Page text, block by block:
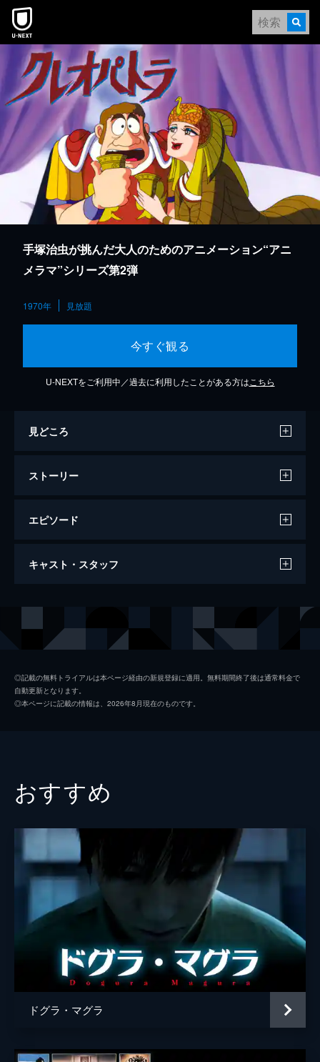
本文へスキップ
手塚治虫が挑んだ大人のためのアニメーション“アニ
メラマ”シリーズ第2弾
1970年 見放題
今すぐ観る
U-NEXTをご利用中／過去に利用したことがある方は こちら
見どころ
ストーリー
エピソード
クレオパトラ
の真相を探るため、地球人の精神をクレオパ
イムスリップさせる。そこには容姿の醜いク
キャスト・スタッフ
音楽
アニメーション制作 虫プロダクション
製作
◎記載の無料トライアルは本ページ経由の新規登録に適用。無料期間終了後は通常料金で
自動更新となります。
◎本ページに記載の情報は、2026年8月現在のものです。
おすすめ
ドグラ・マグラ